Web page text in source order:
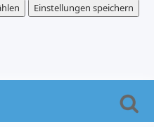
Einstellungen speichern